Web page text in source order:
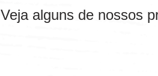
Veja alguns de nossos